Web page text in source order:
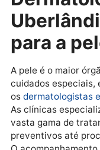
A preocupação
se reflete na
a limpeza
tratamentos
facetas de
Uberlândia estão
de todas as
saudável e
humanizado e